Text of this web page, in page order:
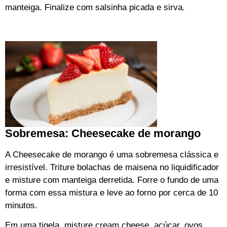
manteiga. Finalize com salsinha picada e sirva.
Sobremesa: Cheesecake de morango
A Cheesecake de morango é uma sobremesa clássica e
irresistível. Triture bolachas de maisena no liquidificador
e misture com manteiga derretida. Forre o fundo de uma
forma com essa mistura e leve ao forno por cerca de 10
minutos.